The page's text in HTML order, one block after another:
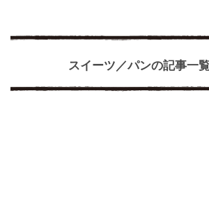
スイーツ／パンの記事一